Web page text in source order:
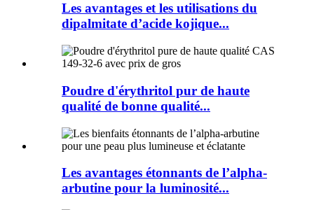
Les avantages et les utilisations du
dipalmitate d’acide kojique...
Poudre d'érythritol pur de haute
qualité de bonne qualité...
Les avantages étonnants de l’alpha-
arbutine pour la luminosité...